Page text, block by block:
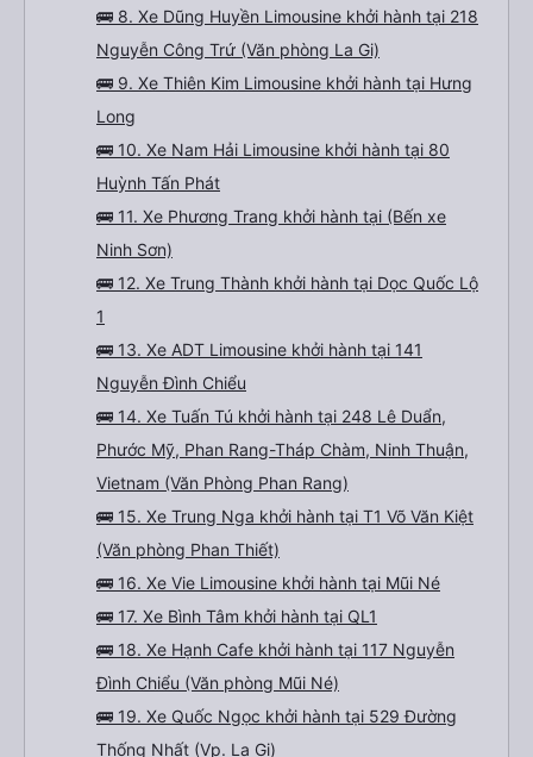
🚌 8. Xe Dũng Huyền Limousine khởi hành tại 218
Nguyễn Công Trứ (Văn phòng La Gi)
🚌 9. Xe Thiên Kim Limousine khởi hành tại Hưng
Long
🚌 10. Xe Nam Hải Limousine khởi hành tại 80
Huỳnh Tấn Phát
🚌 11. Xe Phương Trang khởi hành tại (Bến xe
Ninh Sơn)
🚌 12. Xe Trung Thành khởi hành tại Dọc Quốc Lộ
1
🚌 13. Xe ADT Limousine khởi hành tại 141
Nguyễn Đình Chiểu
🚌 14. Xe Tuấn Tú khởi hành tại 248 Lê Duẩn,
Phước Mỹ, Phan Rang-Tháp Chàm, Ninh Thuận,
Vietnam (Văn Phòng Phan Rang)
🚌 15. Xe Trung Nga khởi hành tại T1 Võ Văn Kiệt
(Văn phòng Phan Thiết)
🚌 16. Xe Vie Limousine khởi hành tại Mũi Né
🚌 17. Xe Bình Tâm khởi hành tại QL1
🚌 18. Xe Hạnh Cafe khởi hành tại 117 Nguyễn
Đình Chiểu (Văn phòng Mũi Né)
🚌 19. Xe Quốc Ngọc khởi hành tại 529 Đường
Thống Nhất (Vp. La Gi)